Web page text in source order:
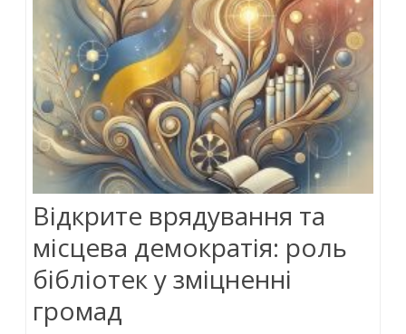
Відкрите врядування та
місцева демократія: роль
бібліотек у зміцненні
громад